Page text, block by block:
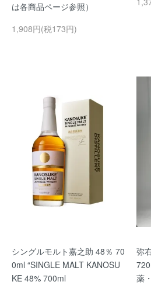
は各商品ページ参照）
1,908円(税173円)
シングルモルト嘉之助 48％ 70
0ml “SINGLE MALT KANOSU
KE 48% 700ml
弥
薬